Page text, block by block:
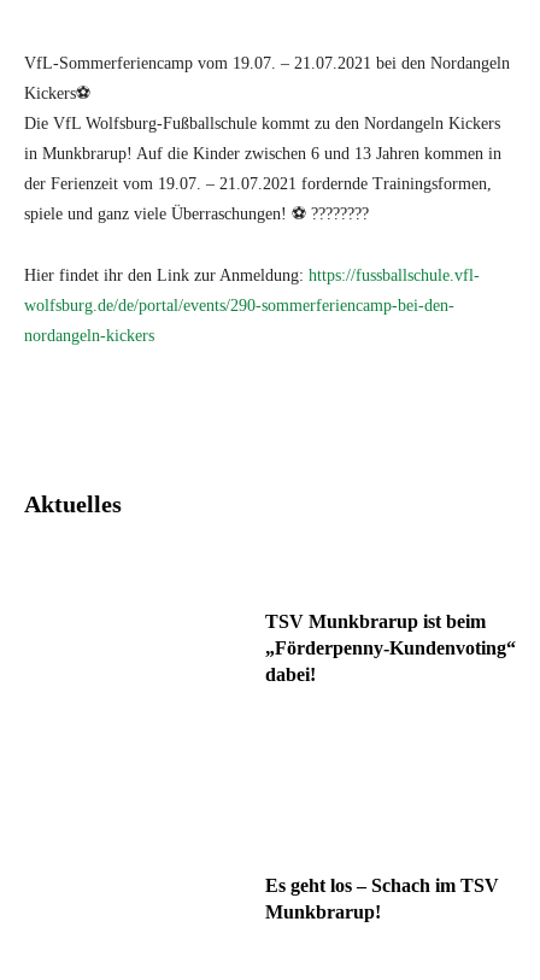
​VfL-Sommerferiencamp vom 19.07. – 21.07.2021 bei den Nordangeln
Kickers⚽
Die VfL Wolfsburg-Fußballschule kommt zu den Nordangeln Kickers
in Munkbrarup! Auf die Kinder zwischen 6 und 13 Jahren kommen in
der Ferienzeit vom 19.07. – 21.07.2021 fordernde Trainingsformen,
spiele und ganz viele Überraschungen! ⚽ ????????
Hier findet ihr den Link zur Anmeldung: https://fussballschule.vfl-
wolfsburg.de/de/portal/events/290-sommerferiencamp-bei-den-
nordangeln-kickers
Aktuelles
TSV Munkbrarup ist beim
„Förderpenny-Kundenvoting“
dabei!
Es geht los – Schach im TSV
Munkbrarup!